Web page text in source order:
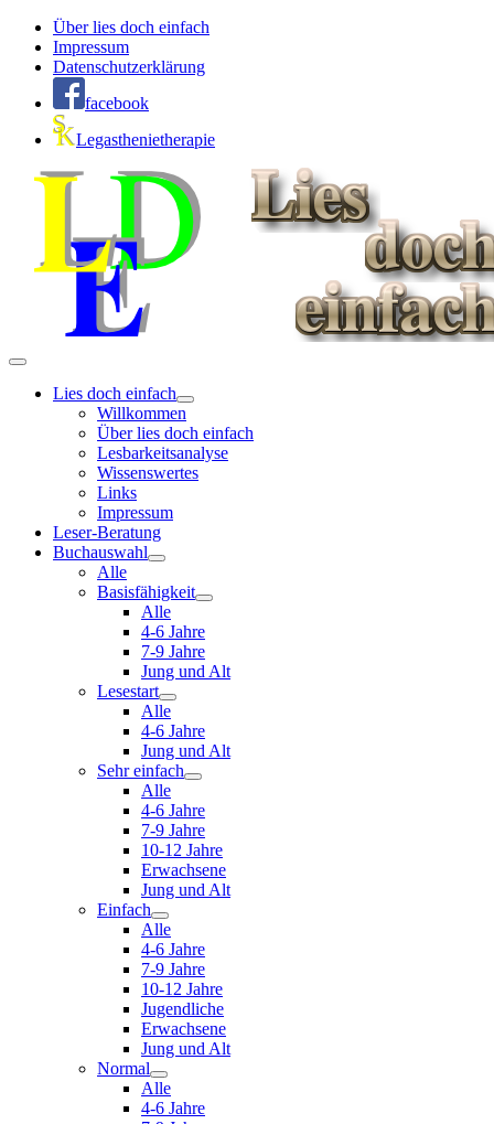
Über lies doch einfach
Impressum
Datenschutzerklärung
facebook
Legasthenietherapie
Lies doch einfach
Willkommen
Über lies doch einfach
Lesbarkeitsanalyse
Wissenswertes
Links
Impressum
Leser-Beratung
Buchauswahl
Alle
Basisfähigkeit
Alle
4-6 Jahre
7-9 Jahre
Jung und Alt
Lesestart
Alle
4-6 Jahre
Jung und Alt
Sehr einfach
Alle
4-6 Jahre
7-9 Jahre
10-12 Jahre
Erwachsene
Jung und Alt
Einfach
Alle
4-6 Jahre
7-9 Jahre
10-12 Jahre
Jugendliche
Erwachsene
Jung und Alt
Normal
Alle
4-6 Jahre